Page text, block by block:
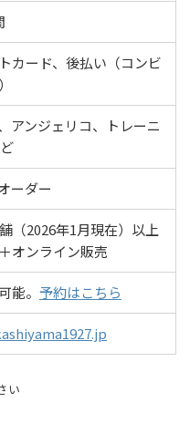
カード、後払い（コンビ
アンジェリコ、トレーニ
ーダー
（2026年1月現在）以上
オンライン販売
能。 予約はこちら
い